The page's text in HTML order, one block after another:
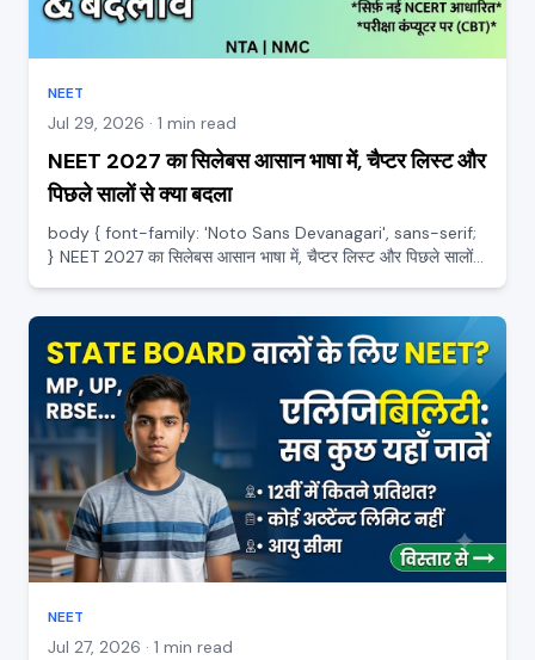
NEET
Jul 29, 2026 · 1 min read
NEET 2027 का सिलेबस आसान भाषा में, चैप्टर लिस्ट और
पिछले सालों से क्या बदला
body { font-family: 'Noto Sans Devanagari', sans-serif;
} NEET 2027 का सिलेबस आसान भाषा में, चैप्टर लिस्ट और पिछले सालों
NEET
Jul 27, 2026 · 1 min read